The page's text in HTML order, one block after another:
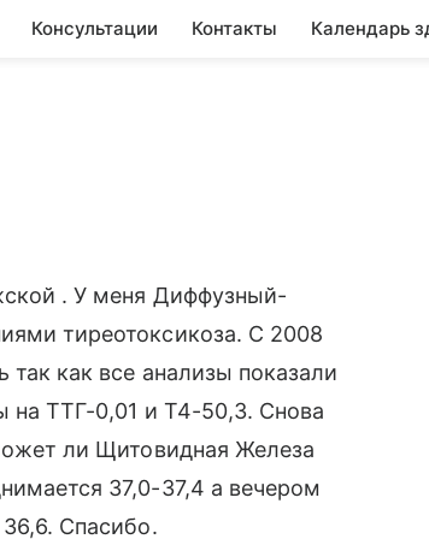
Консультации Контакты Календарь
. У меня Диффузный-
тиреотоксикоза. С 2008
так как все анализы показали
на ТТГ-0,01 и Т4-50,3. Снова
ли Щитовидная Железа
37,0-37,4 а вечером
Спасибо.